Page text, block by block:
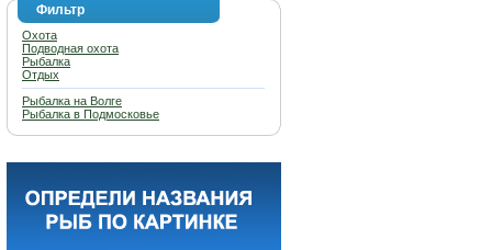
Фильтр
Охота
Подводная охота
Рыбалка
Отдых
Рыбалка на Волге
Рыбалка в Подмосковье